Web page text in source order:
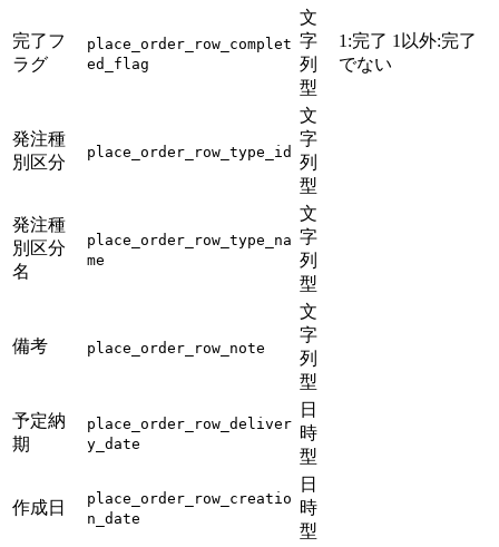
完了フ
ラグ
place_order_row_complet
ed_flag
文
字
列
型
1:完了 1以外:完了
でない
発注種
別区分
place_order_row_type_id
文
字
列
型
発注種
別区分
名
place_order_row_type_na
me
文
字
列
型
備考 place_order_row_note
文
字
列
型
予定納
期
place_order_row_deliver
y_date
日
時
型
作成日
place_order_row_creatio
n_date
日
時
型